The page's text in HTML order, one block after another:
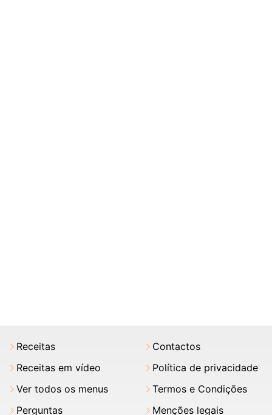
Receitas
Receitas em vídeo
Ver todos os menus
Perguntas
Contactos
Política de privacidade
Termos e Condições
Menções legais